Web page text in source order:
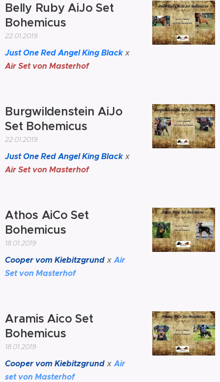
Belly Ruby AiJo Set
Bohemicus
22.01.2019
Just One Red Angel King Blackx
Air Set von Masterhof
Burgwildenstein AiJo
Set Bohemicus
22.01.2019
Just One Red Angel King Blackx
Air Set von Masterhof
Athos AiCo Set
Bohemicus
18.01.2019
Cooper vom Kiebitzgrund xAir
Set von Masterhof
Aramis Aico Set
Bohemicus
18.01.2019
Cooper vom Kiebitzgrund xAir
set von Masterhof